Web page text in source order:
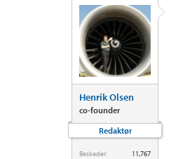
Henrik Olsen
co-founder
Redaktør
Beskeder:
11,767